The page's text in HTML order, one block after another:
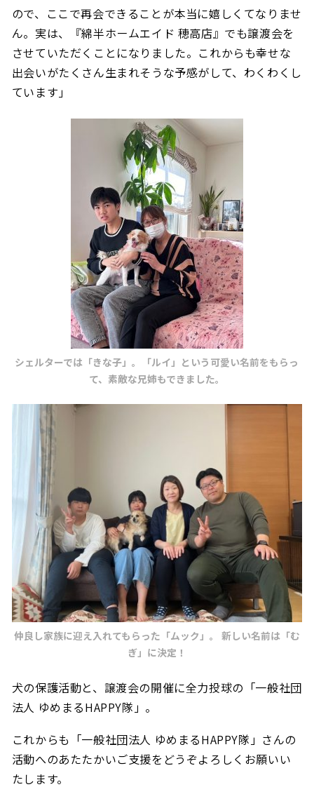
ので、ここで再会できることが本当に嬉しくてなりませ
ん。実は、『綿半ホームエイド 穂高店』でも譲渡会を
させていただくことになりました。これからも幸せな
出会いがたくさん生まれそうな予感がして、わくわくし
ています」
シェルターでは「きな子」。「ルイ」という可愛い名前をもらっ
て、素敵な兄姉もできました。
仲良し家族に迎え入れてもらった「ムック」。 新しい名前は「む
ぎ」に決定！
犬の保護活動と、譲渡会の開催に全力投球の「一般社団
法人 ゆめまるHAPPY隊」。
これからも「一般社団法人 ゆめまるHAPPY隊」さんの
活動へのあたたかいご支援をどうぞよろしくお願いい
たします。